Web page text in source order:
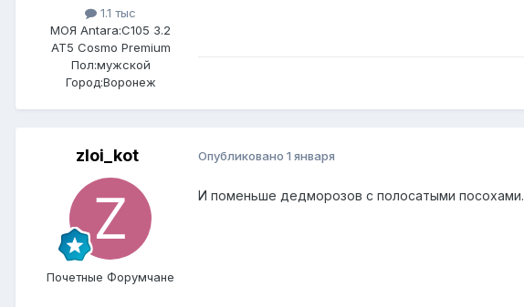
1.1 тыс
МОЯ Antara:C105 3.2
AT5 Cosmo Premium
Пол:мужской
Город:Воронеж
zloi_kot
Почетные Форумчане
Опубликовано 1 января
И поменьше дедморозов с полосатыми посохами.